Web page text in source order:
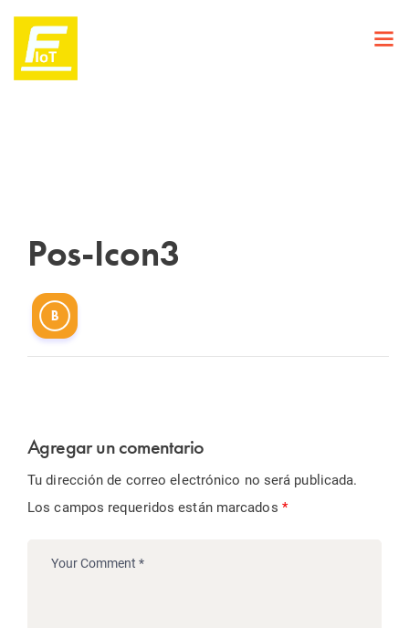
Pos-Icon3
Agregar un comentario
Tu dirección de correo electrónico no será publicada.
Los campos requeridos están marcados *